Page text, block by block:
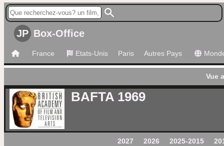
JP Box-Office
France Etats-Unis Paris Autres Pays
Vue
BAFTA 1969
2027 2026 2025-2015